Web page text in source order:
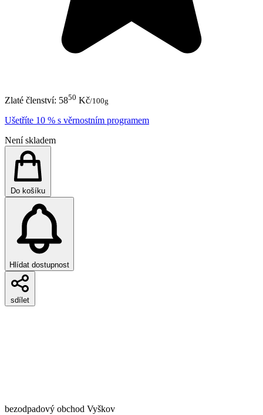
Zlaté členství: 5850 Kč/100g
Ušetříte 10 % s věrnostním programem
Není skladem
Do košíku
Hlídat dostupnost
sdílet
bezodpadový obchod Vyškov